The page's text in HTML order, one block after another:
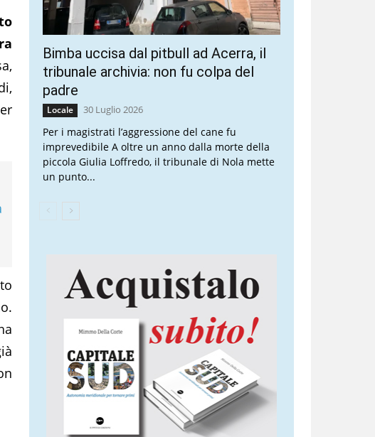
Bimba uccisa dal pitbull ad Acerra, il
tribunale archivia: non fu colpa del
padre
Locale 30 Luglio 2026
Per i magistrati l’aggressione del cane fu
imprevedibile A oltre un anno dalla morte della
piccola Giulia Loffredo, il tribunale di Nola mette
un punto...